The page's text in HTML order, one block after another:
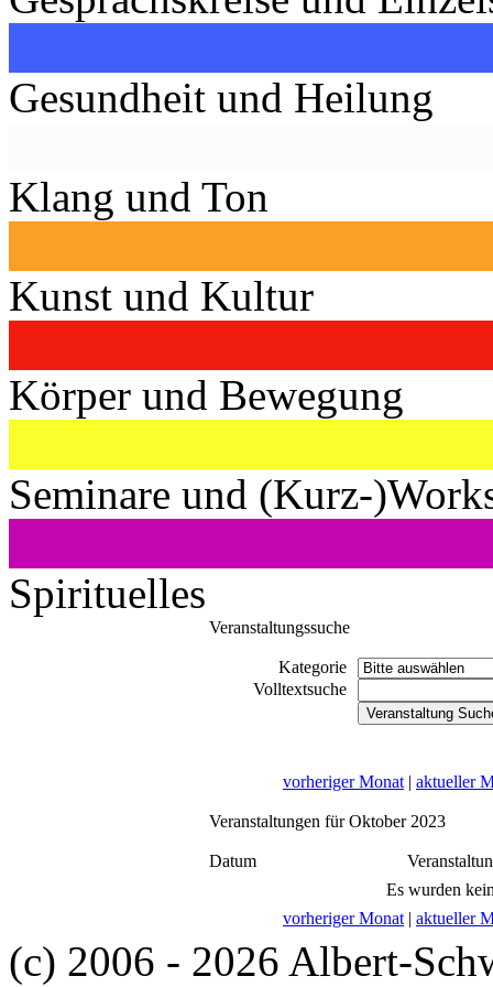
Gesundheit und Heilung
Klang und Ton
Kunst und Kultur
Körper und Bewegung
Seminare und (Kurz-
Spirituelles
Veranstaltungssuche
Kategorie
Volltextsuche
vorheriger Monat | aktueller
Veranstaltungen für Oktober 2023
Datum
Es wurden
vorheriger Monat | aktueller
(c) 2006 - 2026 Albert-